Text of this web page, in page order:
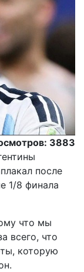
3883
после
1/8 финала
что мы
всего, что
которую